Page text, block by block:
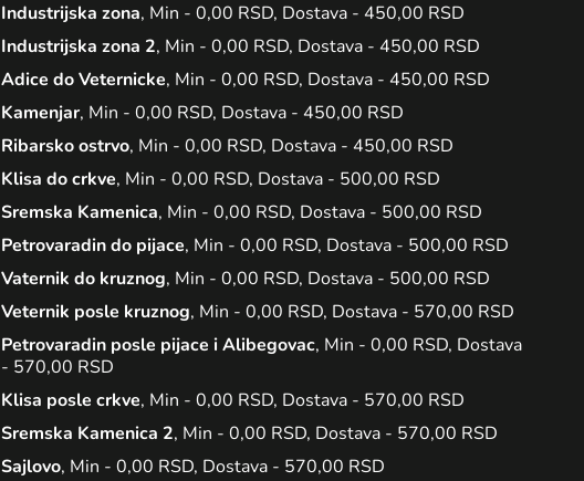
Industrijska zona, Min - 0,00 RSD, Dostava - 450,00 RSD
Industrijska zona 2, Min - 0,00 RSD, Dostava - 450,00 RSD
Adice do Veternicke, Min - 0,00 RSD, Dostava - 450,00 RSD
Kamenjar, Min - 0,00 RSD, Dostava - 450,00 RSD
Ribarsko ostrvo, Min - 0,00 RSD, Dostava - 450,00 RSD
Klisa do crkve, Min - 0,00 RSD, Dostava - 500,00 RSD
Sremska Kamenica, Min - 0,00 RSD, Dostava - 500,00 RSD
Petrovaradin do pijace, Min - 0,00 RSD, Dostava - 500,00 RSD
Vaternik do kruznog, Min - 0,00 RSD, Dostava - 500,00 RSD
Veternik posle kruznog, Min - 0,00 RSD, Dostava - 570,00 RSD
Petrovaradin posle pijace i Alibegovac, Min - 0,00 RSD, Dostava
- 570,00 RSD
Klisa posle crkve, Min - 0,00 RSD, Dostava - 570,00 RSD
Sremska Kamenica 2, Min - 0,00 RSD, Dostava - 570,00 RSD
Sajlovo, Min - 0,00 RSD, Dostava - 570,00 RSD